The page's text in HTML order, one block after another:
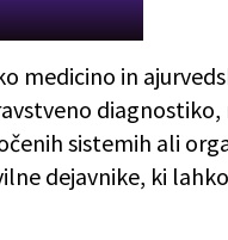
medicino in
sistemih ali
dejavnike, ki